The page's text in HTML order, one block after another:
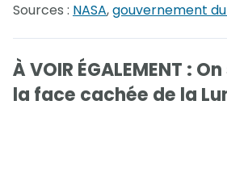
Sources : NASA,gouvernement
À VOIR ÉGALEMENT :
la face cachée de la